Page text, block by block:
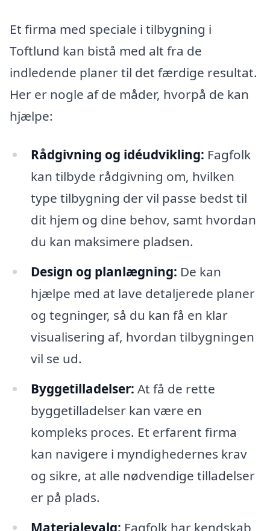
Et firma med speciale i tilbygning i
Toftlund kan bistå med alt fra de
indledende planer til det færdige resultat.
Her er nogle af de måder, hvorpå de kan
hjælpe:
Rådgivning og idéudvikling: Fagfolk
kan tilbyde rådgivning om, hvilken
type tilbygning der vil passe bedst til
dit hjem og dine behov, samt hvordan
du kan maksimere pladsen.
Design og planlægning: De kan
hjælpe med at lave detaljerede planer
og tegninger, så du kan få en klar
visualisering af, hvordan tilbygningen
vil se ud.
Byggetilladelser: At få de rette
byggetilladelser kan være en
kompleks proces. Et erfarent firma
kan navigere i myndighedernes krav
og sikre, at alle nødvendige tilladelser
er på plads.
Materialevalg: Fagfolk har kendskab